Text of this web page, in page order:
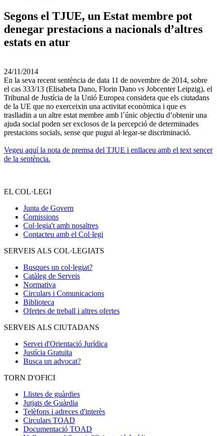
Segons el TJUE, un Estat membre pot
denegar prestacions a nacionals d’altres
estats en atur
24/11/2014
En la seva recent sentència de data 11 de novembre de 2014, sobre
el cas 333/13 (Elisabeta Dano, Florin Dano vs Jobcenter Leipzig), el
Tribunal de Justícia de la Unió Europea considera que els ciutadans
de la UE que no exerceixin una activitat econòmica i que es
traslladin a un altre estat membre amb l´únic objectiu d’obtenir una
ajuda social poden ser exclosos de la percepció de determinades
prestacions socials, sense que pugui al·legar-se discriminació.
Vegeu aquí la nota de premsa del TJUE i enllaceu amb el text sencer
de la sentència.
EL COL·LEGI
Junta de Govern
Comissions
Col·legia't amb nosaltres
Contacteu amb el Col·legi
SERVEIS ALS COL·LEGIATS
Busques un col·legiat?
Catàleg de Serveis
Normativa
Circulars i Comunicacions
Biblioteca
Ofertes de treball i altres ofertes
SERVEIS ALS CIUTADANS
Servei d'Orientació Jurídica
Justícia Gratuïta
Busca un advocat?
TORN D'OFICI
Llistes de guàrdies
Jutjats de Guàrdia
Telèfons i adreces d'interès
Circulars TOAD
Documentació TOAD